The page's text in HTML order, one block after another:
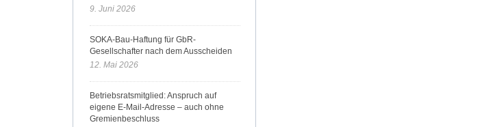
9. Juni 2026
SOKA-Bau-Haftung für GbR-
Gesellschafter nach dem Ausscheiden
12. Mai 2026
Betriebsratsmitglied: Anspruch auf
eigene E-Mail-Adresse – auch ohne
Gremienbeschluss